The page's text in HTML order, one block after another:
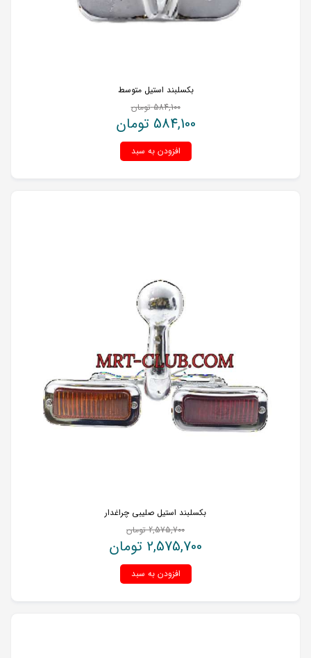
بکسلبند استیل متوسط
584,100 تومان
584,100 تومان
افزودن به سبد
بکسلبند استیل صلیبی چراغدار
2,575,700 تومان
2,575,700 تومان
افزودن به سبد